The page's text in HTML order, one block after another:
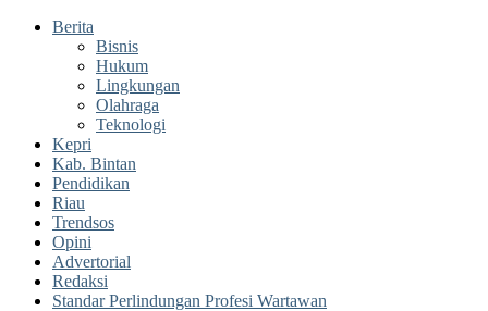
Berita
Bisnis
Hukum
Lingkungan
Olahraga
Teknologi
Kepri
Kab. Bintan
Pendidikan
Riau
Trendsos
Opini
Advertorial
Redaksi
Standar Perlindungan Profesi Wartawan